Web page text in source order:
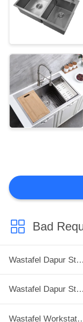
Bad
Wastafel Dapur Stainless Steel Apron
Wastafel Dapur Stainless Steel Undermount
Wastafel